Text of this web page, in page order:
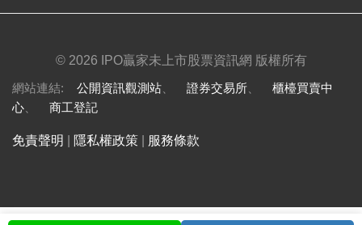
© 2026 IPO贏家未上市股票資訊網 版權所有
網站連結: 公開資訊觀測站 證券交易所
櫃檯買賣中
心
商工登記
免責聲明 隱私權政策 服務條款